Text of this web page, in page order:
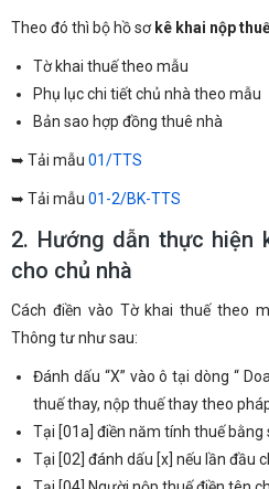
Theo đó thì bộ hồ sơ kê khai nộp
Tờ khai thuế theo mẫu
Phụ lục chi tiết chủ nhà theo mẫu
Bản sao hợp đồng thuê nhà
➥ Tải mẫu 01/TTS
➥ Tải mẫu 01-2/BK-TTS
2. Hướng dẫn thực hiện
cho chủ nhà
Cách điền vào Tờ khai thuế theo
Thông tư như sau:
Đánh dấu “X” vào ô tại dòng “
thuế thay, nộp thuế thay theo
Tại [01a] điền năm tính thuế bằng
Tại [02] đánh dấu [x] nếu lần đầu